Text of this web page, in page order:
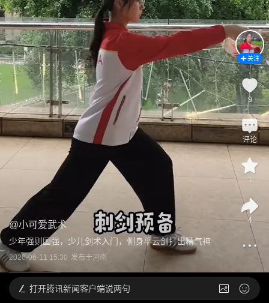
@小可爱武术
少年强则国强，少儿剑术入门，侧身平云剑打出精气神
2026-06-11 15:30 发布于河南
关注
9
评论
1
4
打开腾讯新闻客户端说两句